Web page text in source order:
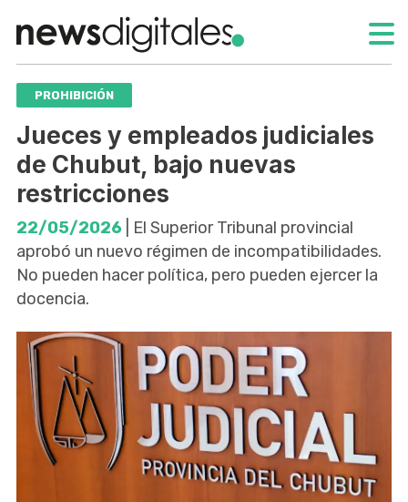
PROHIBICIÓN
Jueces y empleados judiciales
de Chubut, bajo nuevas
restricciones
22/05/2026 | El Superior Tribunal provincial
aprobó un nuevo régimen de incompatibilidades.
No pueden hacer política, pero pueden ejercer la
docencia.